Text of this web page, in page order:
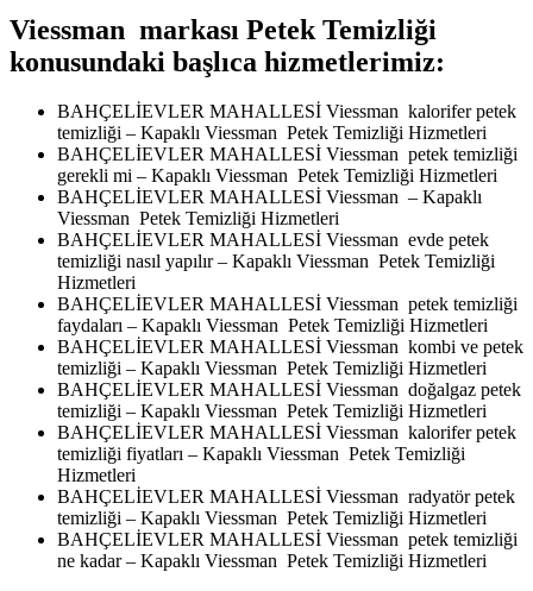
Viessman markası Petek Temizliği
konusundaki başlıca hizmetlerimiz:
BAHÇELİEVLER MAHALLESİ Viessman kalorifer petek
temizliği – Kapaklı Viessman Petek Temizliği Hizmetleri
BAHÇELİEVLER MAHALLESİ Viessman petek temizliği
gerekli mi – Kapaklı Viessman Petek Temizliği Hizmetleri
BAHÇELİEVLER MAHALLESİ Viessman – Kapaklı
Viessman Petek Temizliği Hizmetleri
BAHÇELİEVLER MAHALLESİ Viessman evde petek
temizliği nasıl yapılır – Kapaklı Viessman Petek Temizliği
Hizmetleri
BAHÇELİEVLER MAHALLESİ Viessman petek temizliği
faydaları – Kapaklı Viessman Petek Temizliği Hizmetleri
BAHÇELİEVLER MAHALLESİ Viessman kombi ve petek
temizliği – Kapaklı Viessman Petek Temizliği Hizmetleri
BAHÇELİEVLER MAHALLESİ Viessman doğalgaz petek
temizliği – Kapaklı Viessman Petek Temizliği Hizmetleri
BAHÇELİEVLER MAHALLESİ Viessman kalorifer petek
temizliği fiyatları – Kapaklı Viessman Petek Temizliği
Hizmetleri
BAHÇELİEVLER MAHALLESİ Viessman radyatör petek
temizliği – Kapaklı Viessman Petek Temizliği Hizmetleri
BAHÇELİEVLER MAHALLESİ Viessman petek temizliği
ne kadar – Kapaklı Viessman Petek Temizliği Hizmetleri